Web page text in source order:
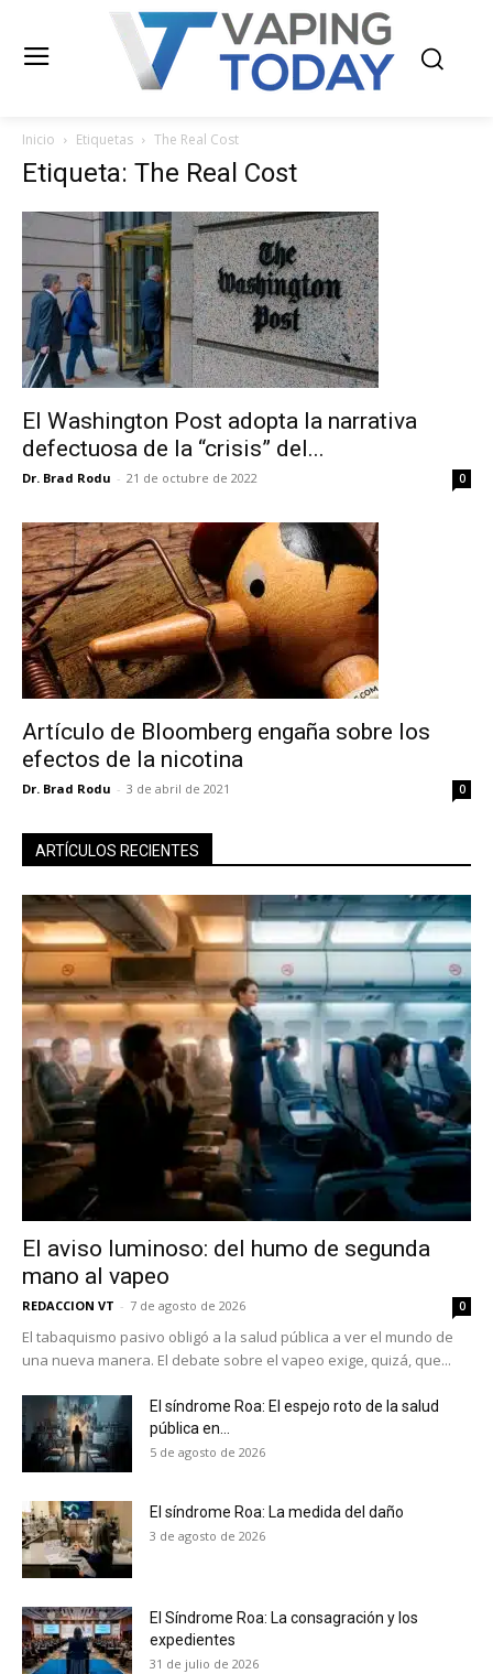
No te pierdas de las
últimas noticias
Suscríbete a nuestro boletín diario y
recibe todas las noticias del vapeo y la
reducción de daños en tu correo
Inicio Etiquetas The Real Cost
Etiqueta: The Real Cost
El Washington Post adopta la narrativa
defectuosa de la “crisis” del...
Dr. Brad Rodu - 21 de octubre de 2022 0
Artículo de Bloomberg engaña sobre los
efectos de la nicotina
Dr. Brad Rodu - 3 de abril de 2021 0
ARTÍCULOS RECIENTES
El aviso luminoso: del humo de segunda
mano al vapeo
REDACCION VT - 7 de agosto de 2026 0
El tabaquismo pasivo obligó a la salud pública a ver el mundo de
una nueva manera. El debate sobre el vapeo exige, quizá, que...
El síndrome Roa: El espejo roto de la salud
pública en...
5 de agosto de 2026
El síndrome Roa: La medida del daño
3 de agosto de 2026
El Síndrome Roa: La consagración y los
expedientes
31 de julio de 2026